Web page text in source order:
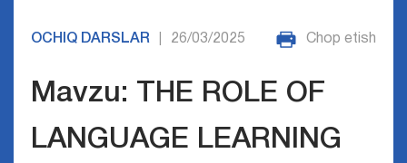
OCHIQ DARSLAR 26/03/2025 Chop etish
Mavzu: THE ROLE OF
LANGUAGE LEARNING